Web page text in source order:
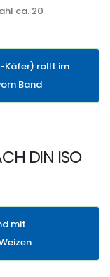
ca. 20
Käfer) rollt im
Band
DIN ISO
mit